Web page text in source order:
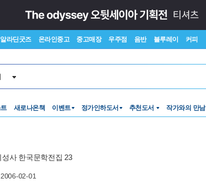
알라딘굿즈 온라인중고 중고매장 우주점 음반 블루레이 커피
새로나온책 이벤트 정가인하도서 추천도서 작가와의 만남
사 한국문학전집 23
2006-02-01